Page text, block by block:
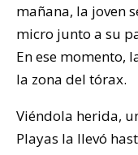
mañana, la joven
micro junto a su
En ese momento,
la zona del tórax.
Viéndola herida,
Playas la llevó